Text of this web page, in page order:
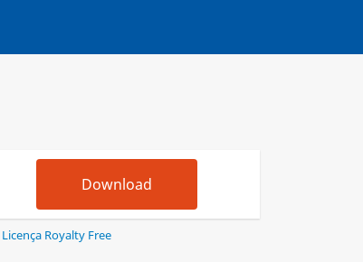
Licença Royalty Free